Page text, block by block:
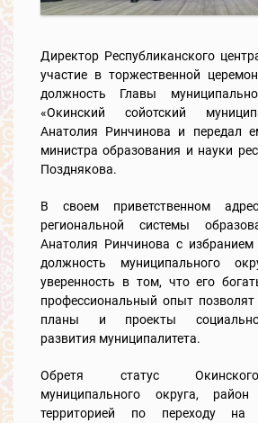
Директор Республиканского
участие в торжественной
должность Главы
«Окинский сойотский
Анатолия Ринчинова и передал
министра образования и науки
Позднякова.
В своем приветственном
региональной системы
Анатолия Ринчинова с
должность муниципального
уверенность в том, что его
профессиональный опыт позволят
планы и проекты социально-
развития муниципалитета.
Обретя статус
муниципального округа,
территорией по переходу на